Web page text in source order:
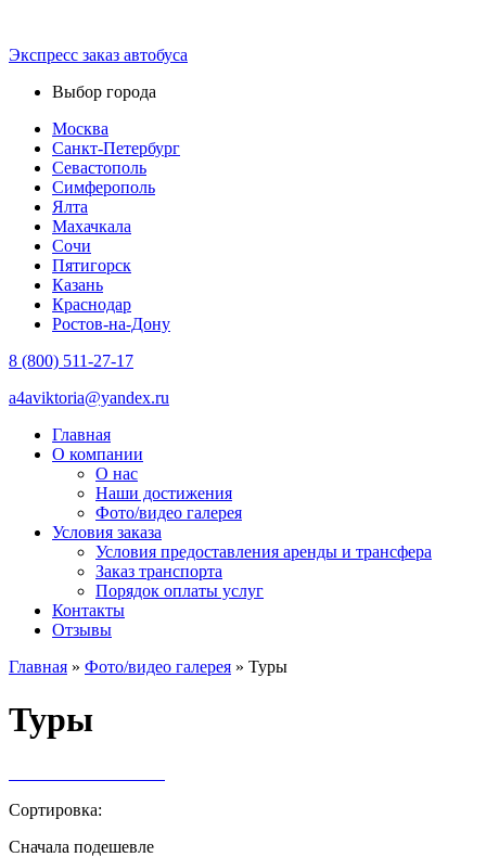
Экспресс зaказ автобуса
Выбор города
Москва
Санкт-Петербург
Севастополь
Симферополь
Ялта
Махачкала
Сочи
Пятигорск
Казань
Краснодар
Ростов-на-Дону
8 (800) 511-27-17
a4aviktoria@yandex.ru
Главная
О компании
О нас
Наши достижения
Фото/видео галерея
Условия заказа
Условия предоставления аренды и трансфера
Заказ транспорта
Порядок оплаты услуг
Контакты
Отзывы
Главная » Фото/видео галерея » Туры
Туры
Сортировка:
Cначала подешевле